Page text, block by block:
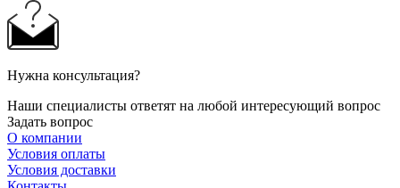
Нужна консультация?
Наши специалисты ответят на любой интересующий вопрос
Задать вопрос
О компании
Условия оплаты
Условия доставки